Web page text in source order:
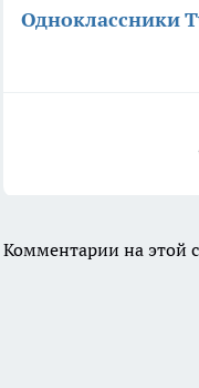
Одноклассники
Комментарии на этой